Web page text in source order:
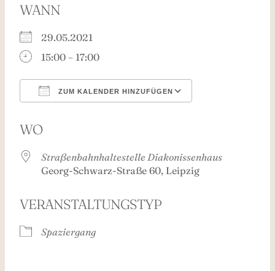
WANN
29.05.2021
15:00 – 17:00
ZUM KALENDER HINZUFÜGEN
WO
Straßenbahnhaltestelle Diakonissenhaus
Georg-Schwarz-Straße 60, Leipzig
VERANSTALTUNGSTYP
Spaziergang